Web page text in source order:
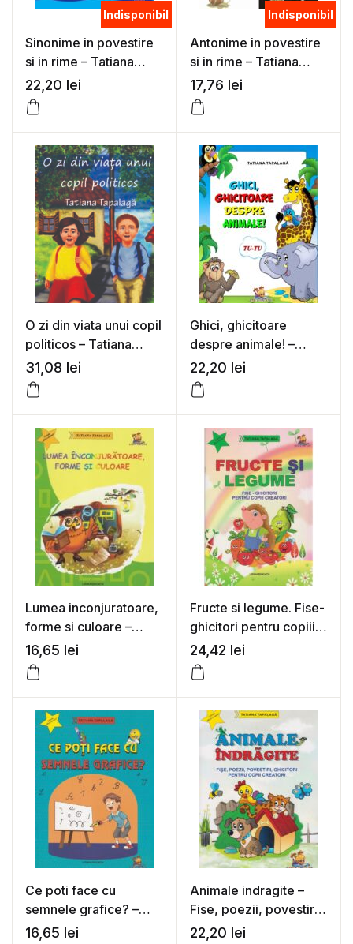
Indisponibil
Sinonime in povestire
si in rime – Tatiana
Tapalaga
22,20 lei
Indisponibil
Antonime in povestire
si in rime – Tatiana
Tapalaga
17,76 lei
O zi din viata unui copil
politicos – Tatiana
Tapalaga
31,08 lei
Ghici, ghicitoare
despre animale! –
Tatiana Tapalaga
22,20 lei
Lumea inconjuratoare,
forme si culoare –
ghicitori si fise pentru
grupa mare si clasa
pregatitoare – Tatiana
Tapalaga
16,65 lei
Fructe si legume. Fise-
ghicitori pentru copiii
creatori – Tatiana
Tapalaga
24,42 lei
Ce poti face cu
semnele grafice? –
Tatiana Tapalaga
16,65 lei
Animale indragite –
Fise, poezii, povestiri,
ghicitori pentru copii
22,20 lei